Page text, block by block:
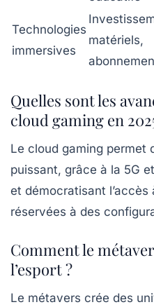
Technologies
immersives
matériels,
Quelles sont les
cloud gaming en
Le cloud gaming permet
puissant, grâce à la 5G
et démocratisant
réservées à des
Comment le
l’esport ?
Le métavers crée des